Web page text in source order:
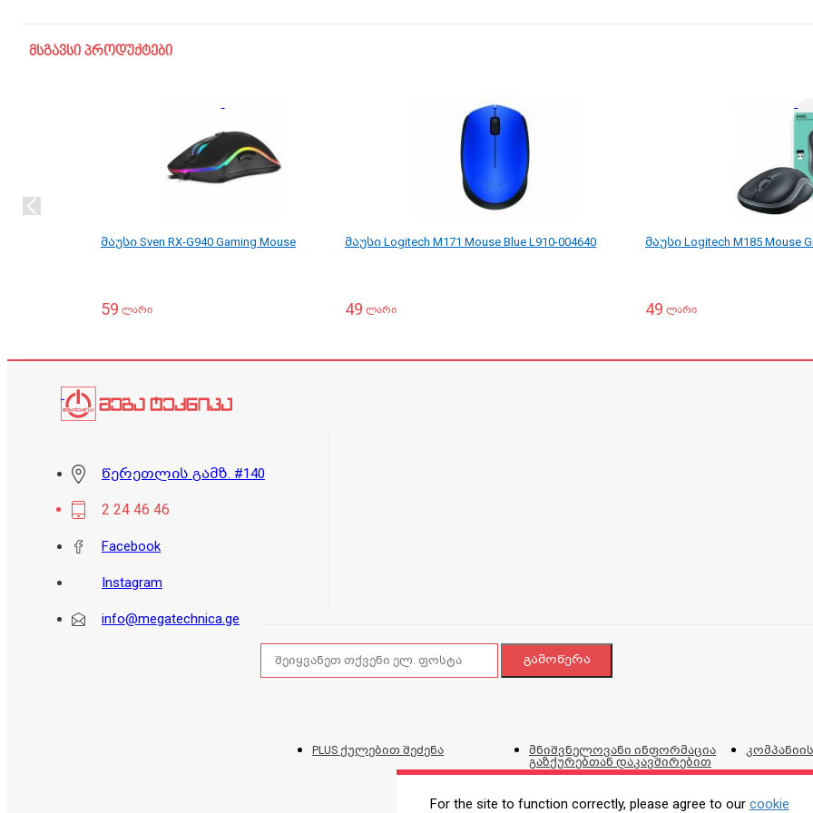
მსგავსი პროდუქტები
მაუსი Sven RX-G940 Gaming Mouse
59 ლარი
მაუსი Logitech M171 Mouse Blue L910-004640
49 ლარი
მაუსი Logitech M185 Mouse
49 ლარი
წერეთლის გამზ. #140
2 24 46 46
Facebook
Instagram
info@megatechnica.ge
PLUS ქულებით შეძენა მნიშვნელოვანი ინფორმაცია
გაზქურებთან დაკავშირებით
და
For the site to function correctly, please agree to our cookie